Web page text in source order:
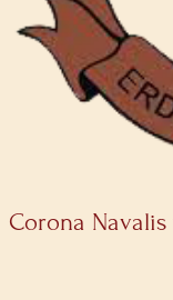
Corona